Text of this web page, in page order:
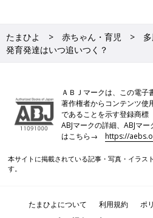
たまひよ 赤ちゃん・育児
発育発達はいつ追いつく？
ＡＢＪマークは、この電子
著作権者からコンテンツ使
であることを示す登録商標
ABJマークの詳細、ABJマ
はこちら→https://
本サイトに掲載されている記事・写真・イラス
す。
たまひよについて 利用規約 ポ